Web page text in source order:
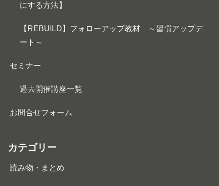
にする方法】
【REBUILD】フォローアップ教材 ～習慣アップデ
ート～
セミナー
過去開催講座一覧
お問合せフォーム
カテゴリー
読み物・まとめ